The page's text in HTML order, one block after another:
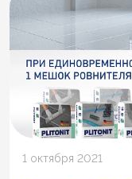
1 октября 2021